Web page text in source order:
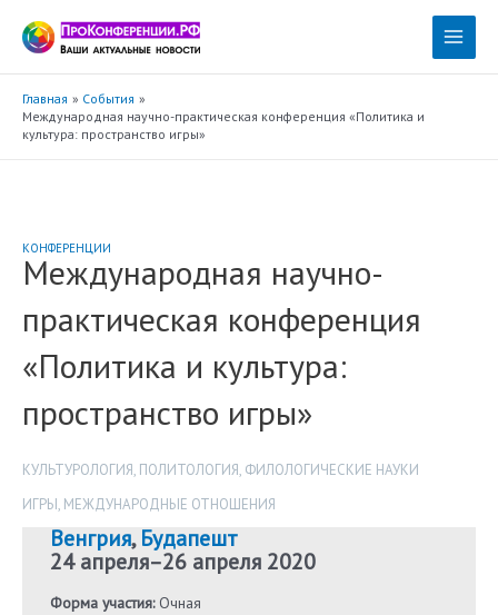
содержимому
Main
Главная
События
Международная научно-практическая конференция «Политика и
культура: пространство игры»
КОНФЕРЕНЦИИ
Международная научно-
практическая конференция
«Политика и культура:
пространство игры»
КУЛЬТУРОЛОГИЯ, ПОЛИТОЛОГИЯ, ФИЛОЛОГИЧЕСКИЕ НАУКИ
ИГРЫ, МЕЖДУНАРОДНЫЕ ОТНОШЕНИЯ
Венгрия,Будапешт
24 апреля–26 апреля 2020
Форма участия:Очная